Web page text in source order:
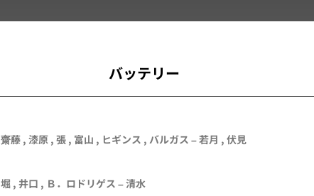
バッテリー
齋藤 , 漆原 , 張 , 富山 , ヒギンス , バルガス –若月 , 伏見
堀 , 井口 , Ｂ．ロドリゲス –清水